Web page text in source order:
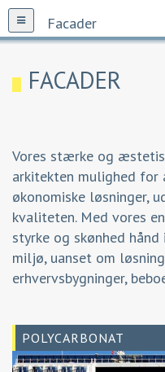
Facader
FACADER
Vores stærke og
arkitekten mulighed for
økonomiske løsninger,
kvaliteten. Med vores
styrke og skønhed
miljø, uanset om
erhvervsbygninger,
POLYCARBONAT